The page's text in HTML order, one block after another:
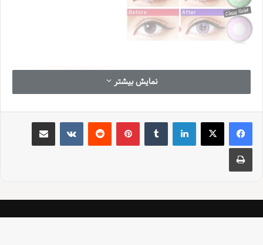
نمایش بیشتر
لینکدین ‫تامبلر ‫پین‌ترست‫رددیت ‫VKontakteاشتراک گذاری از طریق ایمیل
چاپ